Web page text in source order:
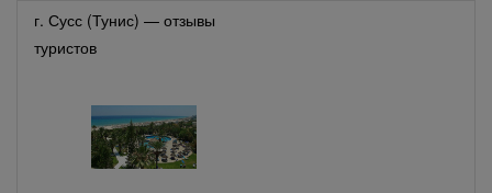
г. Сусс (Тунис) — отзывы
туристов